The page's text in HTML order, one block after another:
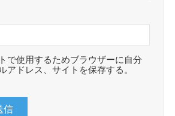
で使用するためブラウザーに自分
アドレス、サイトを保存する。